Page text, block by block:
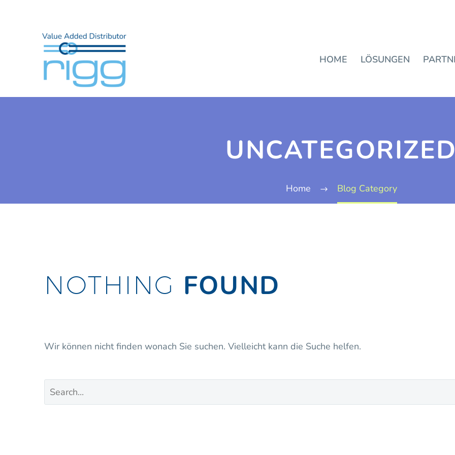
HOME LÖSUNGEN
UNCATEGORIZED
Home Blog Category
NOTHING FOUND
Wir können nicht finden wonach Sie suchen. Vielleicht kann die Suche helfen.